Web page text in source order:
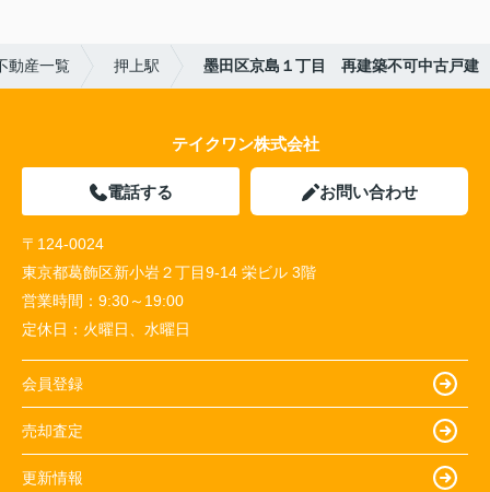
動産一覧 押上駅 墨田区京島１丁目 再建築不可中古戸建
テイクワン株式会社
電話する お問い合わせ
〒124-0024
東京都葛飾区新小岩２丁目9-14 栄ビル 3階
営業時間： 9:30～19:00
定休日： 火曜日、水曜日
会員登録
売却査定
更新情報